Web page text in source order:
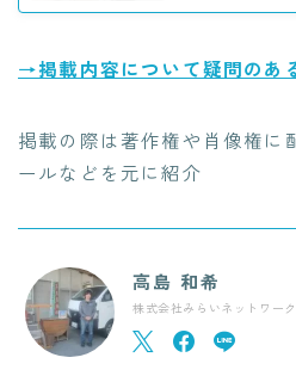
→掲載内容について疑問のあ
掲載の際は著作権や肖像権に
ールなどを元に紹介
高島 和希
株式会社みらいネットワー